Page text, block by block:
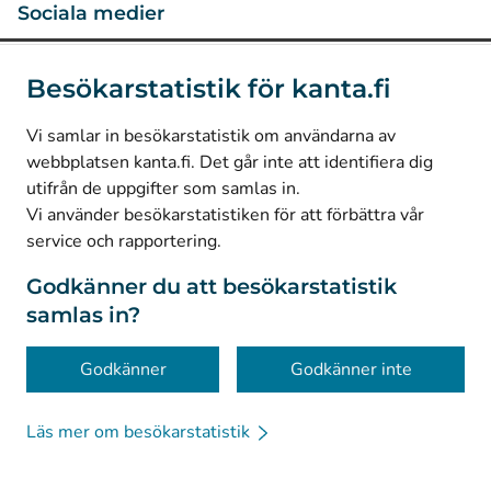
Besökarstatistik för kanta.fi
Vi samlar in besökarstatistik om användarna av
webbplatsen kanta.fi. Det går inte att identifiera dig
utifrån de uppgifter som samlas in.
Vi använder besökarstatistiken för att förbättra vår
service och rapportering.
Godkänner du att besökarstatistik
samlas in?
Godkänner Godkänner inte
Läs mer om besökarstatistik
Sociala medier
LinkedIn(Avautuu uuteen välilehteen)
Facebook
Avautuu uuteen välilehteen)
© Kanta-Palvelut, Kansaneläkelaitos
Dataskydd
Om webbplatsen
Tillgänglighet
Kakor